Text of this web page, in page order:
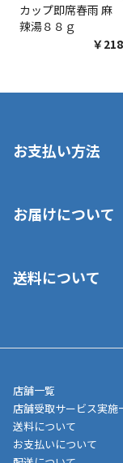
カップ即席春雨 麻
辣湯８８ｇ
￥218
お支払い方法
いいただくことはで
■代金引換(代引)※手
■商品によっては一
す。
お届けについて
ご注文が確認出来次
業日にてお引渡しと
メーカー直送品など
制限がかかる場合が
異なる場合がござい
い。
送料について
店舗一覧
店舗受取サービス実施
送料について
お支払いについて